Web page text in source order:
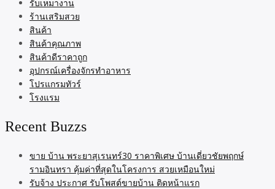
รับเหมางาน
ร้านเสริมสวย
สินค้า
สินค้าคุณภาพ
สินค้าดีราคาถูก
อุปกรณ์เครื่องจักรทำอาหาร
โปรแกรมทัวร์
โรงแรม
Recent Buzzs
ขาย บ้าน พระยาสุเรนทร์30 ราคาพิเศษ บ้านเดี่ยวชัยพฤกษ์
รามอินทรา คุ้มค่าที่สุดในโครงการ สวยเหมือนใหม่
รับจ้าง ประกาศ รับโพสต์ขายบ้าน ติดหน้าแรก